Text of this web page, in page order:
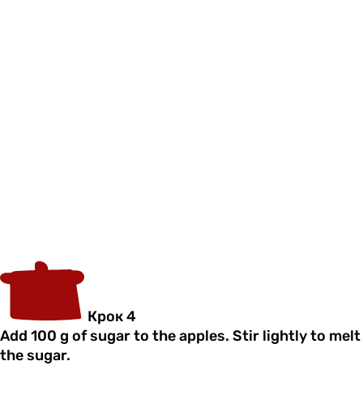
Крок 4
Add 100 g of sugar to the apples. Stir lightly to melt
the sugar.